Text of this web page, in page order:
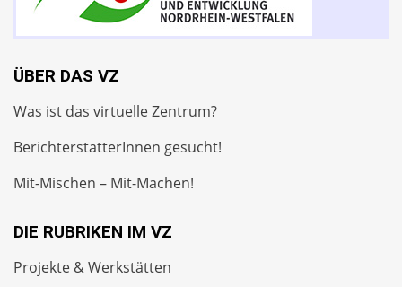
ÜBER DAS VZ
Was ist das virtuelle Zentrum?
BerichterstatterInnen gesucht!
Mit-Mischen – Mit-Machen!
DIE RUBRIKEN IM VZ
Projekte & Werkstätten